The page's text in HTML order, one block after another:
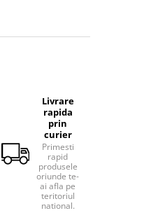
Livrare
rapida
prin
curier
Primesti
rapid
produsele
oriunde te-
ai afla pe
teritoriul
national.